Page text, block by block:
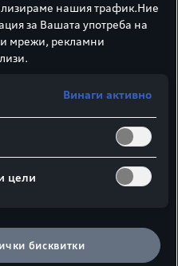
: е първият
модел и
сериен
нашия трафик.Ние
за Вашата употреба на
мрежи, рекламни
Винаги активно
цели
бисквитки